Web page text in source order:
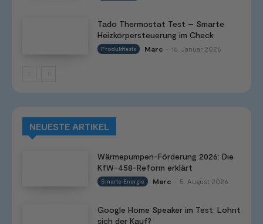
Tado Thermostat Test – Smarte
Heizkörpersteuerung im Check
Produkttests Marc 16. Januar 2026
NEUESTE ARTIKEL
Wärmepumpen-Förderung 2026: Die
KfW-458-Reform erklärt
Smarte Energie Marc 5. August 2026
Google Home Speaker im Test: Lohnt
sich der Kauf?